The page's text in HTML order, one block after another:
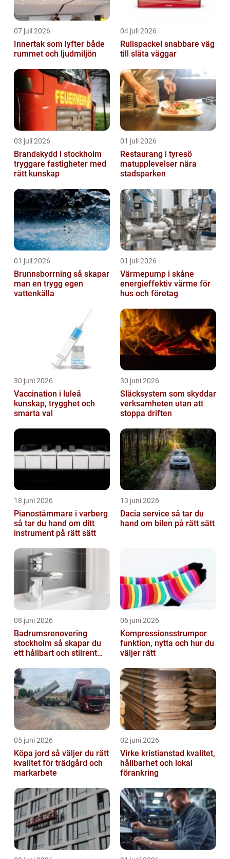
07 juli 2026
Innertak som lyfter både
rummet och ljudmiljön
04 juli 2026
Rullspackel snabbare väg
till släta väggar
03 juli 2026
Brandskydd i stockholm
tryggare fastigheter med
rätt kunskap
01 juli 2026
Restaurang i tyresö
matupplevelser nära
stadsparken
01 juli 2026
Brunnsborrning så skapar
man en trygg egen
vattenkälla
01 juli 2026
Värmepump i skåne
energieffektiv värme för
hus och företag
30 juni 2026
Vaccination i luleå
kunskap, trygghet och
smarta val
30 juni 2026
Släcksystem som skyddar
verksamheten utan att
stoppa driften
18 juni 2026
Pianostämmare i varberg
så tar du hand om ditt
instrument på rätt sätt
13 juni 2026
Dacia service så tar du
hand om bilen på rätt sätt
08 juni 2026
Badrumsrenovering
stockholm så skapar du
ett hållbart och stilrent
06 juni 2026
Kompressionsstrumpor
funktion, nytta och hur du
väljer rätt
05 juni 2026
Köpa jord så väljer du rätt
kvalitet för trädgård och
markarbete
02 juni 2026
Virke kristianstad kvalitet,
hållbarhet och lokal
förankring